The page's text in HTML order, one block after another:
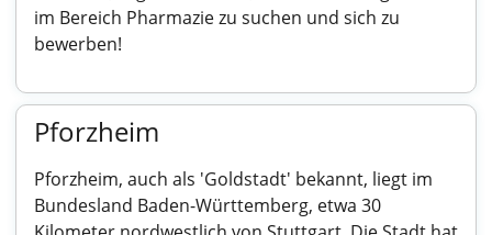
im Bereich Pharmazie zu suchen und sich zu
bewerben!
Pforzheim
Pforzheim, auch als 'Goldstadt' bekannt, liegt im
Bundesland Baden-Württemberg, etwa 30